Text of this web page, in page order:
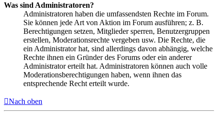
Was sind Administratoren?
Administratoren haben die umfassendsten Rechte im Forum.
Sie können jede Art von Aktion im Forum ausführen; z. B.
Berechtigungen setzen, Mitglieder sperren, Benutzergruppen
erstellen, Moderationsrechte vergeben usw. Die Rechte, die
ein Administrator hat, sind allerdings davon abhängig, welche
Rechte ihnen ein Gründer des Forums oder ein anderer
Administrator erteilt hat. Administratoren können auch volle
Moderationsberechtigungen haben, wenn ihnen das
entsprechende Recht erteilt wurde.
Nach oben